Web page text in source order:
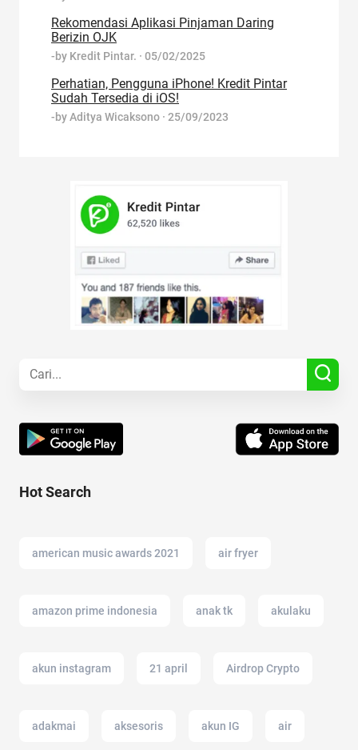
Rekomendasi Aplikasi Pinjaman Daring
Berizin OJK
-by Kredit Pintar. · 05/02/2025
Perhatian, Pengguna iPhone! Kredit Pintar
Sudah Tersedia di iOS!
-byAditya Wicaksono · 25/09/2023
Hot Search
american music awards 2021 air fryer
amazon prime indonesia anak tk akulaku
akun instagram 21 april Airdrop Crypto
adakmai aksesoris akun IG air